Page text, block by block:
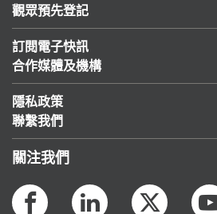
觀眾預先登記
訂閱電子快訊
合作媒體及機構
隱私政策
聯繫我們
關注我們